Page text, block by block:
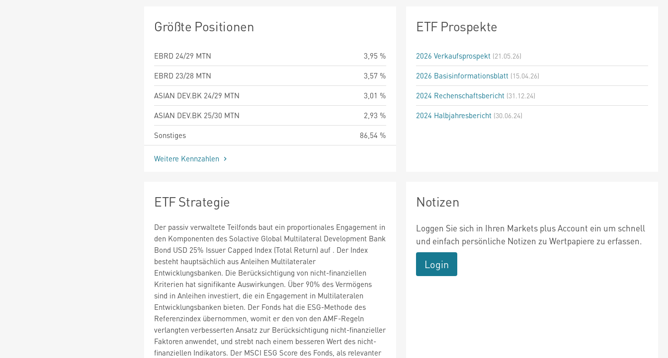
Größte Positionen
EBRD 24/29 MTN
3,95 %
EBRD 23/28 MTN
3,57 %
ASIAN DEV.BK 24/29 MTN
3,01 %
ASIAN DEV.BK 25/30 MTN
2,93 %
Sonstiges
86,54 %
Weitere Kennzahlen
ETF Prospekte
2026 Verkaufsprospekt (21.05.26)
2026 Basisinformationsblatt (15.04.26)
2024 Rechenschaftsbericht (31.12.24)
2024 Halbjahresbericht (30.06.24)
ETF Strategie
Der passiv verwaltete Teilfonds baut ein proportionales Engagement in
den Komponenten des Solactive Global Multilateral Development Bank
Bond USD 25% Issuer Capped Index (Total Return) auf . Der Index
besteht hauptsächlich aus Anleihen Multilateraler
Entwicklungsbanken. Die Berücksichtigung von nicht-finanziellen
Kriterien hat signifikante Auswirkungen. Über 90% des Vermögens
sind in Anleihen investiert, die ein Engagement in Multilateralen
Entwicklungsbanken bieten. Der Fonds hat die ESG-Methode des
Referenzindex übernommen, womit er den von den AMF-Regeln
verlangten verbesserten Ansatz zur Berücksichtigung nicht-finanzieller
Faktoren anwendet, und strebt nach einem besseren Wert des nicht-
finanziellen Indikators. Der MSCI ESG Score des Fonds, als relevanter
Notizen
Loggen Sie sich in Ihren Markets plus Account ein um schnell
und einfach persönliche Notizen zu Wertpapiere zu erfassen.
Login